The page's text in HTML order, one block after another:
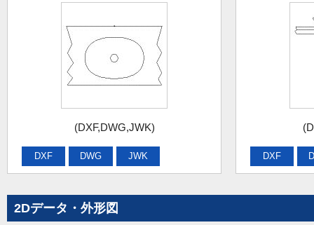
(DXF,DWG,JWK)
DXF DWG JWK DXF
2Dデータ・外形図